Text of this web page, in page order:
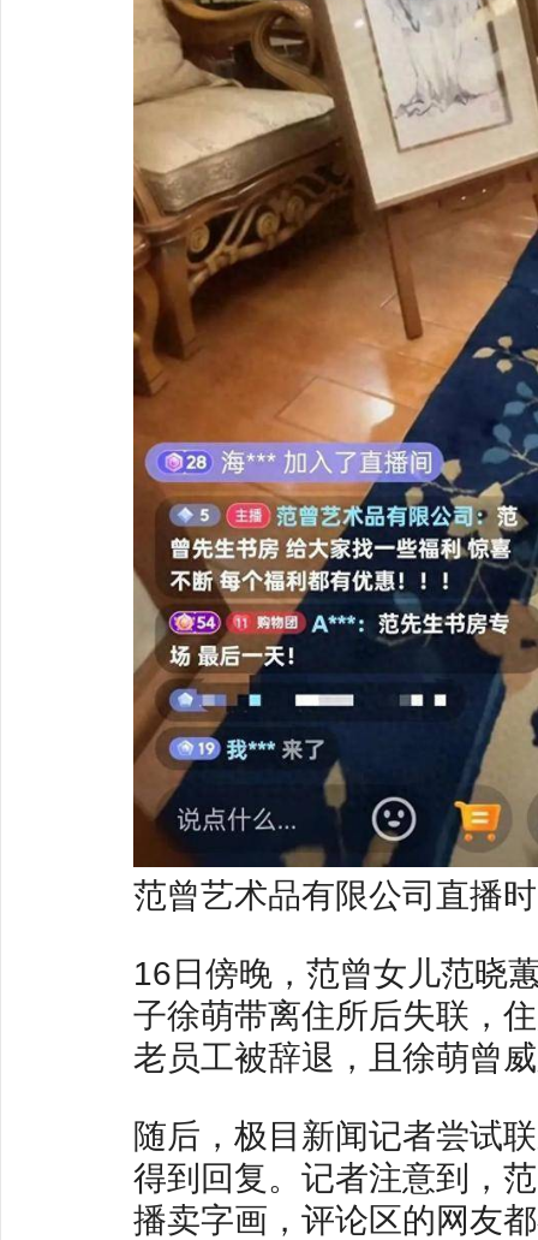
范曾艺术品有限公司直播
16日傍晚，范曾女儿范晓
子徐萌带离住所后失联，
老员工被辞退，且徐萌曾
随后，极目新闻记者尝试
得到回复。记者注意到，
播卖字画，评论区的网友